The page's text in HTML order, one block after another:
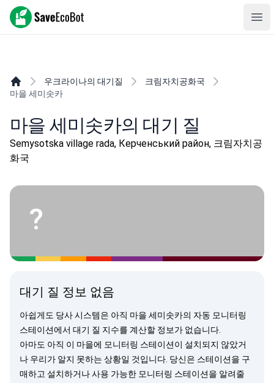
SaveEcoBot
우크라이나의 대기질
크림자치공화국
마을 세미솟카
마을 세미솟카의 대기 질
Semysotska village rada, Керченський район, 크림자치공
화국
?
대기 질 정보 없음
아쉽게도 당사 시스템은 아직 마을 세미솟카의 자동 모니터링
스테이션에서 대기 질 지수를 계산할 정보가 없습니다.
아마도 아직 이 마을에 모니터링 스테이션이 설치되지 않았거
나 우리가 알지 못하는 상황일 것입니다. 당신은 스테이션을 구
매하고 설치하거나 사용 가능한 모니터링 스테이션을 알려줄